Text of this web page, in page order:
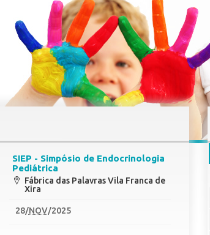
SIEP - Simpósio de Endocrinologia
Pediátrica
Fábrica das Palavras Vila Franca de
Xira
28/NOV/2025